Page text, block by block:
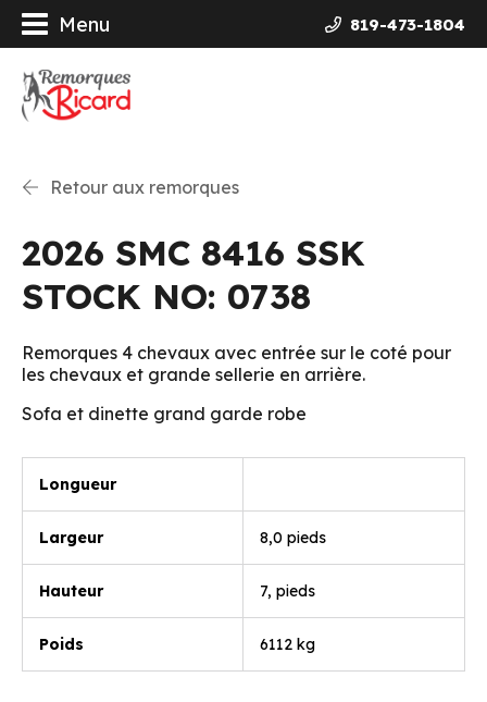
Menu 819-473-1804
nous
Retour aux remorques
2026 SMC 8416 SSK
STOCK NO: 0738
Remorques 4 chevaux avec entrée sur le coté pour
les chevaux et grande sellerie en arrière.
Sofa et dinette grand garde robe
Longueur
Largeur 8,0 pieds
Hauteur 7, pieds
Poids 6112 kg